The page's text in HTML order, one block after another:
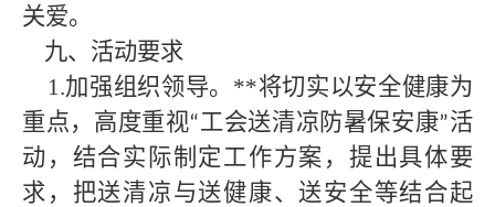
关爱。
九、活动要求
1.加强组织领导。 **将切实以安全健康为
重点，高度重视“工会送清凉防暑保安康”活
动，结合实际制定工作方案，提出具体要
求，把送清凉与送健康、送安全等结合起